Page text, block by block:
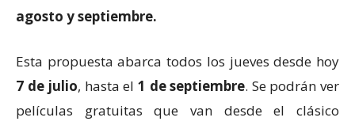
agosto y septiembre.
Esta propuesta abarca todos los jueves desde hoy
7 de julio, hasta el1 de septiembre. Se podrán ver
películas gratuitas que van desde el clásico